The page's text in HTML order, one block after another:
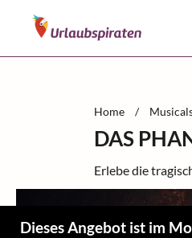
Home /
DAS
Erlebe die
Dieses Angebot ist im